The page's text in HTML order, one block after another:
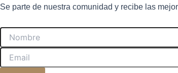
Se parte de nuestra comunidad y recibe las
Nombre
Email